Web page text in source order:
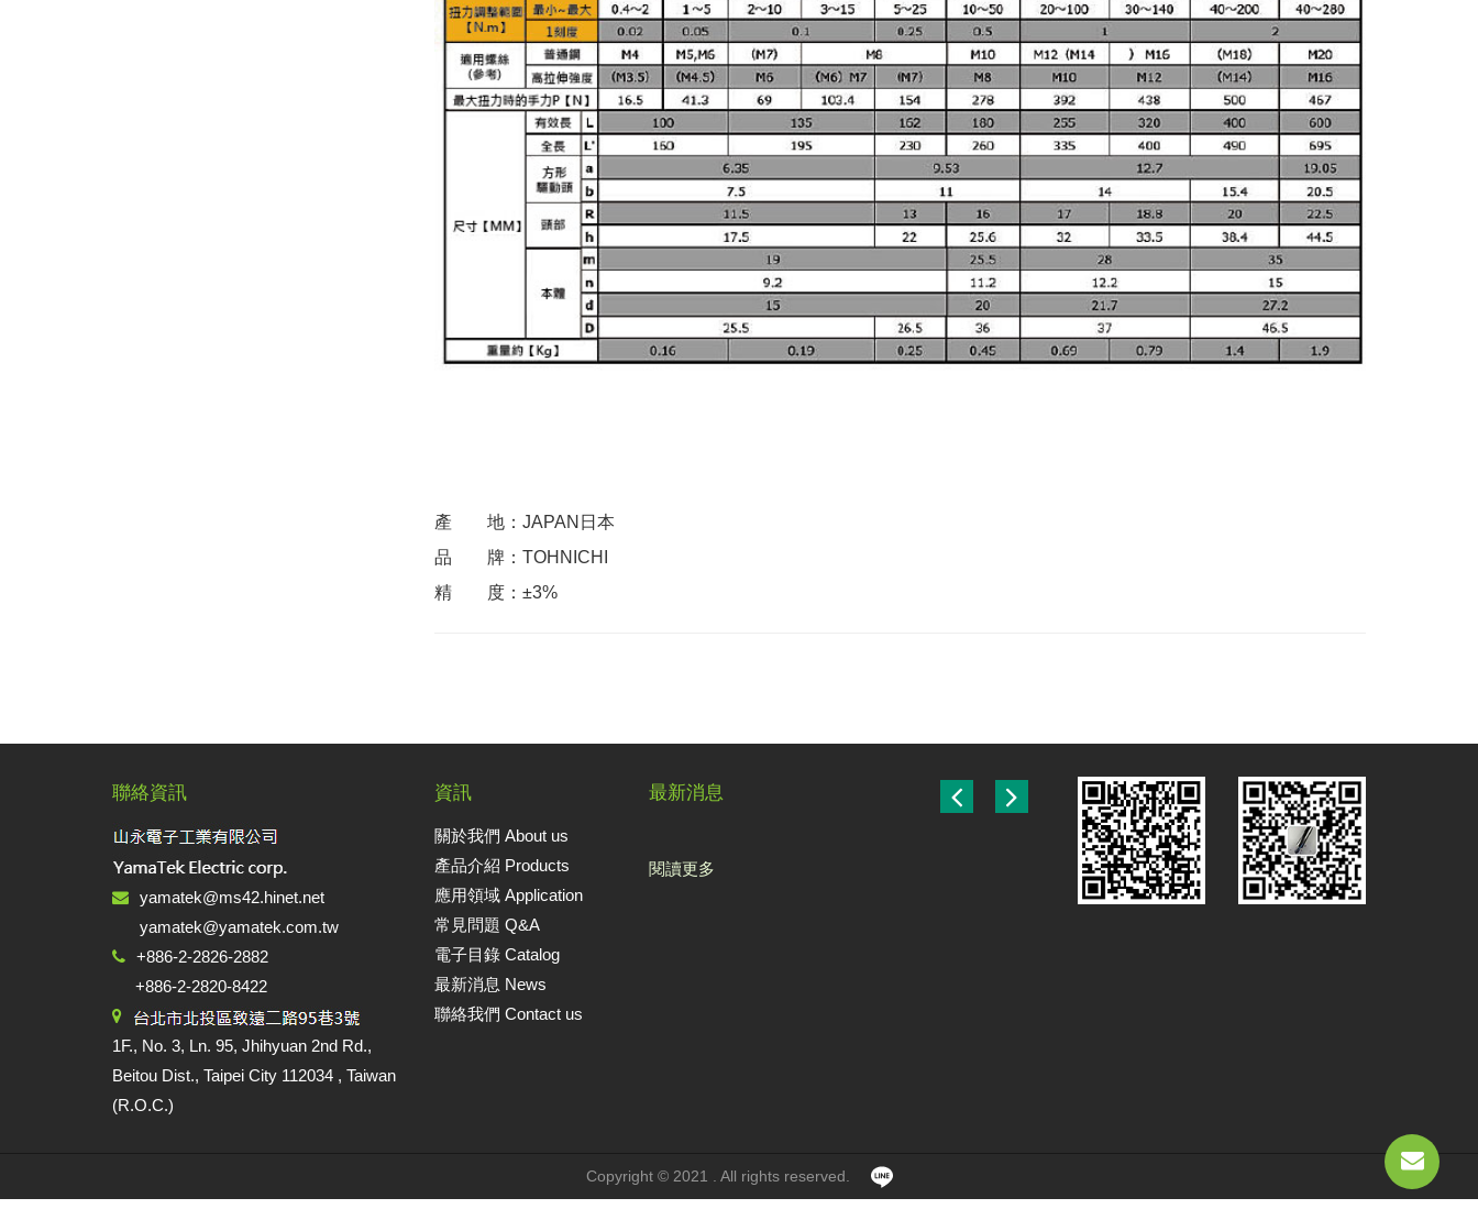
產 地：JAPAN日本
品 牌：TOHNICHI
精 度：±3%
聯絡資訊
yamatek@ms42.hinet.net
yamatek@yamatek.com.tw
+886-2-2826-2882
+886-2-2820-8422
1F., No. 3, Ln. 95, Jhihyuan 2nd Rd.,
Beitou Dist., Taipei City 112034 , Taiwan
(R.O.C.)
資訊
關於我們 About us
產品介紹 Products
應用領域 Application
常見問題 Q&A
電子目錄 Catalog
最新消息 News
聯絡我們 Contact us
最新消息
閱讀更多
Copyright © 2021 . All rights reserved.